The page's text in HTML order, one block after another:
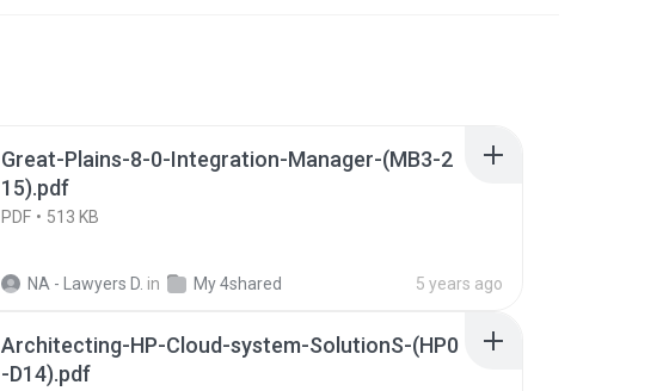
Great-Plains-8-0-Integration-Manager-(MB3-2
15).pdf
PDF 513 KB
NA - Lawyers D. in My 4shared 5 years ago
Architecting-HP-Cloud-system-SolutionS-(HP0
-D14).pdf